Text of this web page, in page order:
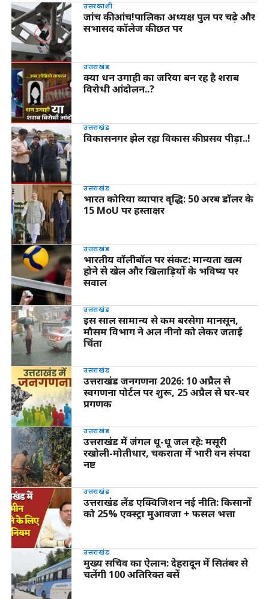
उत्तरकाशी
जांच की आंच!पालिका अध्यक्ष पुल पर चढ़े और
सभासद कॉलेज की छत पर
उत्तराखंड
क्या धन उगाही का जरिया बन रह है शराब
विरोधी आंदोलन..?
उत्तराखंड
विकासनगर झेल रहा विकास की प्रसव पीड़ा..!
उत्तराखंड
भारत कोरिया व्यापार वृद्धि: 50 अरब डॉलर के
15 MoU पर हस्ताक्षर
उत्तराखंड
भारतीय वॉलीबॉल पर संकट: मान्यता खत्म
होने से खेल और खिलाड़ियों के भविष्य पर
सवाल
उत्तराखंड
इस साल सामान्य से कम बरसेगा मानसून,
मौसम विभाग ने अल नीनो को लेकर जताई
चिंता
उत्तराखंड
उत्तराखंड जनगणना 2026: 10 अप्रैल से
स्वगणना पोर्टल पर शुरू, 25 अप्रैल से घर-घर
प्रगणक
उत्तराखंड
उत्तराखंड में जंगल धू-धू जल रहे: मसूरी
रखोली-मोतीधार, चकराता में भारी वन संपदा
नष्ट
उत्तराखंड
उत्तराखंड लैंड एक्विजिशन नई नीति: किसानों
को 25% एक्स्ट्रा मुआवजा + फसल भत्ता
उत्तराखंड
मुख्य सचिव का ऐलान: देहरादून में सितंबर से
चलेंगी 100 अतिरिक्त बसें